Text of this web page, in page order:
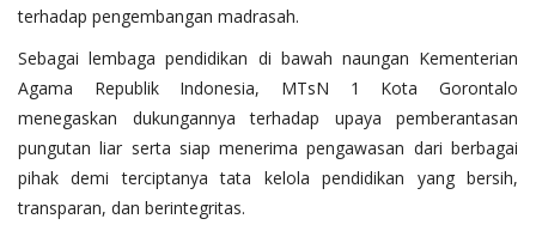
terhadap pengembangan madrasah.
Sebagai lembaga pendidikan di bawah naungan Kementerian
Agama Republik Indonesia, MTsN 1 Kota Gorontalo
menegaskan dukungannya terhadap upaya pemberantasan
pungutan liar serta siap menerima pengawasan dari berbagai
pihak demi terciptanya tata kelola pendidikan yang bersih,
transparan, dan berintegritas.